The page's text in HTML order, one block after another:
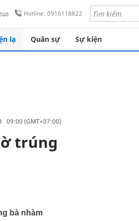
Hotline: 0916118822
lạ Quân sự Sự kiện
09:00 (GMT+07:00)
trúng
bà nhàm